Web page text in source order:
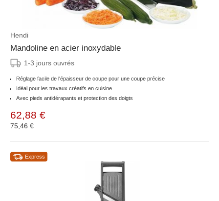
Hendi
Mandoline en acier inoxydable
1-3 jours ouvrés
Réglage facile de l'épaisseur de coupe pour une coupe précise
Idéal pour les travaux créatifs en cuisine
Avec pieds antidérapants et protection des doigts
62,88 €
75,46 €
Express